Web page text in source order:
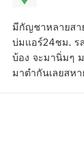
มีกัญชาหลายสา
บ่มแอร์24ชม. ร
บ้อง จะมานิ่มๆ
มาตำกันเลยสห